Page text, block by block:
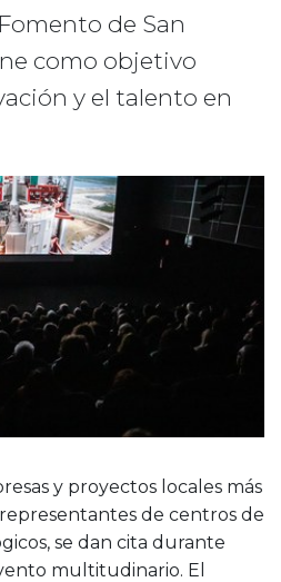
de San
como objetivo
y el talento en
y proyectos locales más
de centros de
se dan cita durante
multitudinario. El